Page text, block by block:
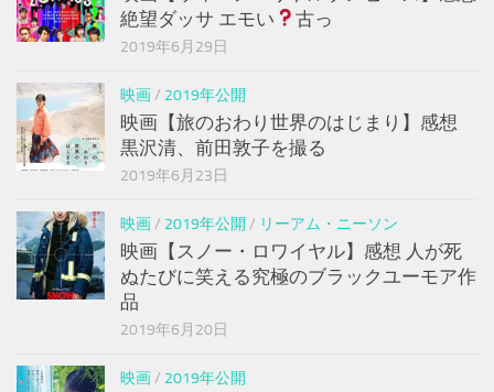
絶望ダッサ エモい
古っ
2019年6月29日
映画/ 2019年公開
映画【旅のおわり世界のはじまり】感想
黒沢清、前田敦子を撮る
2019年6月23日
映画/ 2019年公開 / リーアム・ニーソン
映画【スノー・ロワイヤル】感想 人が死
ぬたびに笑える究極のブラックユーモア作
品
2019年6月20日
映画/ 2019年公開